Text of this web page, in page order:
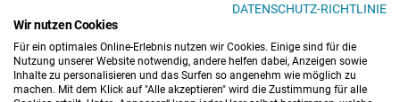
Newsletter abonnieren
Ja, ich möchte per E-Mail die Academy News
abonnieren. Der Erhalt des Newsletters kann
DATENSCHUTZ-RICHTLINIE
Wir nutzen Cookies
Für ein optimales Online-Erlebnis nutzen wir Cookies. Einige sind für die
Nutzung unserer Website notwendig, andere helfen dabei, Anzeigen sowie
Inhalte zu personalisieren und das Surfen so angenehm wie möglich zu
machen. Mit dem Klick auf "Alle akzeptieren" wird die Zustimmung für alle